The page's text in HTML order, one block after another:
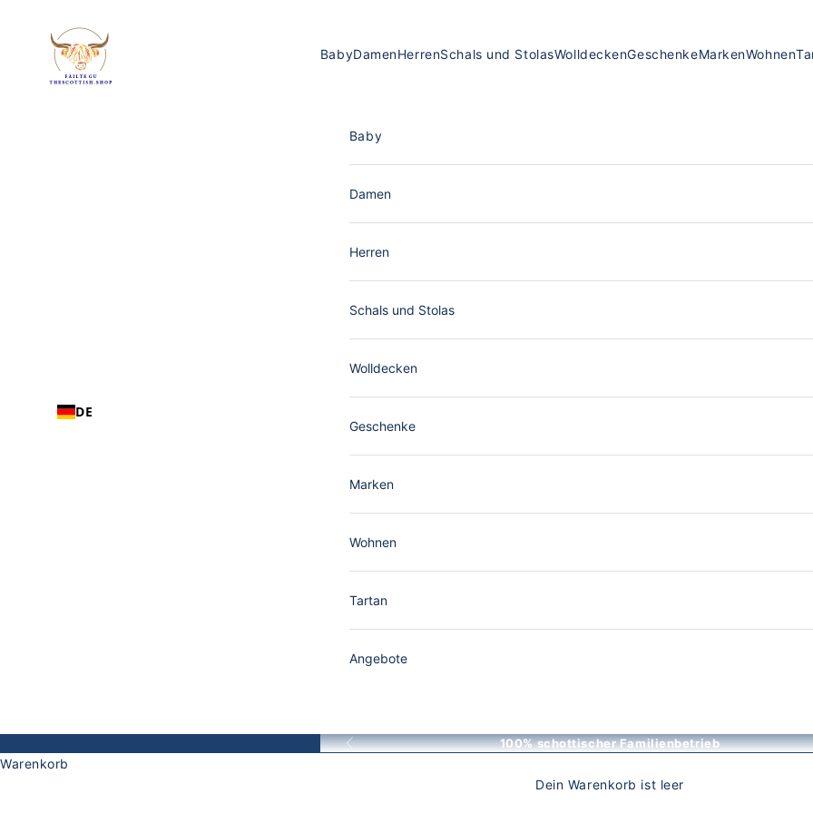
The Scottish Shop Deutschland
DE
BabyDamenHerrenSchals und StolasWolldeckenGeschenkeMarkenWohnen
Baby
Damen
Herren
Schals und Stolas
Wolldecken
Geschenke
Marken
Wohnen
Tartan
Angebote
Zurück 100% schottischer Familienbetrieb
Warenkorb
Dein Warenkorb ist leer